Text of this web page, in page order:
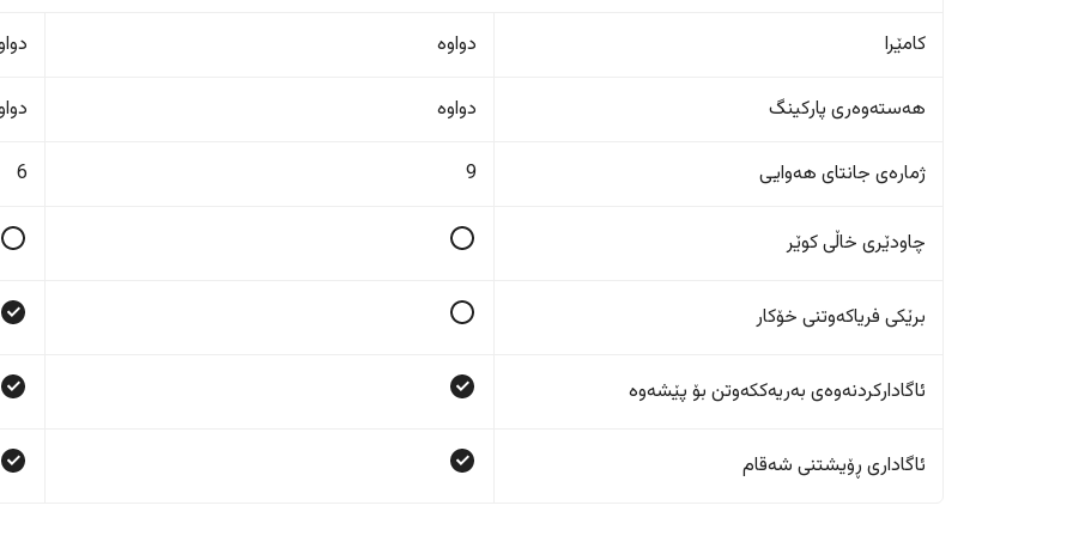
کامێرا دواوە
هەستەوەری پارکینگ دواوە
ژمارەی جانتای هەوایی 9
6
چاودێری خاڵی کوێر
برێکی فریاکەوتنی خۆکار
ئاگادارکردنەوەی بەریەککەوتن بۆ پێشەوە
ئاگاداری ڕۆیشتنی شەقام